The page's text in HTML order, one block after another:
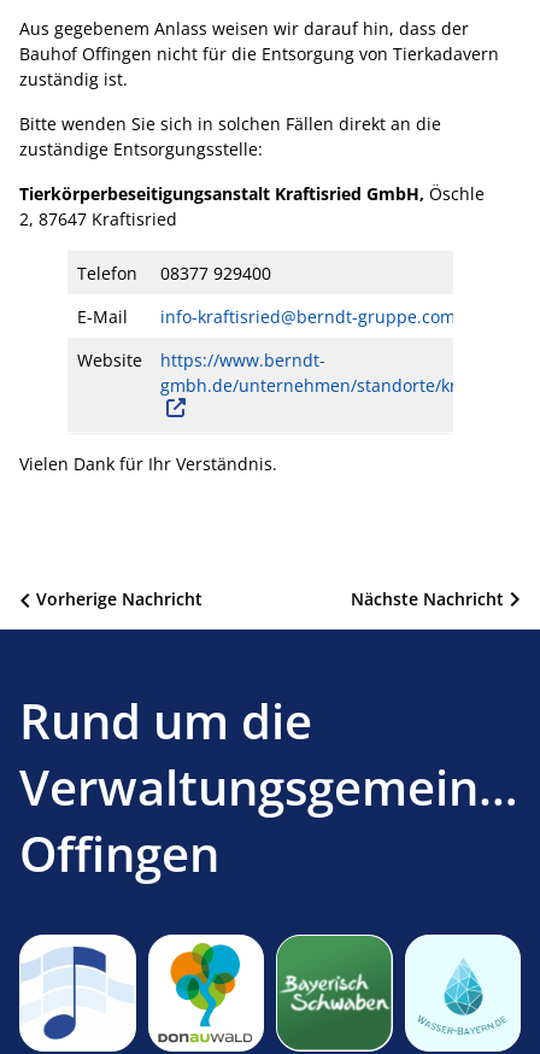
Aus gegebenem Anlass weisen wir darauf hin, dass der
Bauhof Offingen nicht für die Entsorgung von Tierkadavern
zuständig ist.
Bitte wenden Sie sich in solchen Fällen direkt an die
zuständige Entsorgungsstelle:
Tierkörperbeseitigungsanstalt Kraftisried GmbH, Öschle
2, 87647 Kraftisried
Telefon
08377 929400
E-Mail
info-kraftisried@berndt-gruppe.com
Website
https://www.berndt-
gmbh.de/unternehmen/standorte/kraftisried/
Vielen Dank für Ihr Verständnis.
Beitragsnavigation Nächste Nachricht
Vorherige Nachricht
Rund um die
Offingen